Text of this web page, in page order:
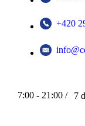
+420
7:00 - 21:00 / 7